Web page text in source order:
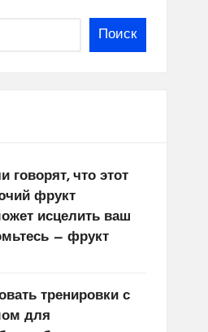
Поиск
говорят, что этот
фрукт
исцелить ваш
— фрукт
тренировки с
для